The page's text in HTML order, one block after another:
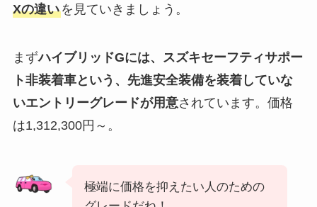
Xの違いを見ていきましょう。
まずハイブリッドGには、スズキセーフティサポー
ト非装着車という、先進安全装備を装着していな
いエントリーグレードが用意されています。価格
は1,312,300円～。
極端に価格を抑えたい人のための